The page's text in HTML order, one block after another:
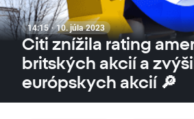
14:15 · 10. júla 2023
Citi znížila rating
britských akcií a
európskych akcií 🔎